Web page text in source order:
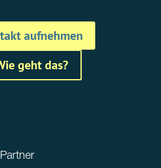
aufnehmen
geht das?